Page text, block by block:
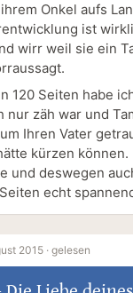
Onkel aufs
ist
wirr weil sie ein
120 Seiten habe
nur zäh war und
Ihren Vater
kürzen
und deswegen
echt
2015 ·gelesen